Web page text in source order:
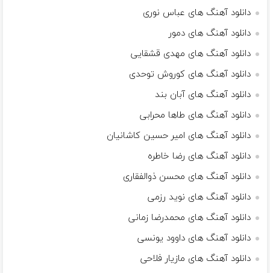
دانلود آهنگ های عباس نوری
دانلود آهنگ های دمور
دانلود آهنگ های مهدی قشقایی
دانلود آهنگ های کوروش توحدی
دانلود آهنگ های آبان بند
دانلود آهنگ های طاها محرابی
دانلود آهنگ های امیر حسین کاشانیان
دانلود آهنگ های رضا خاطره
دانلود آهنگ های محسن ذوالفقاری
دانلود آهنگ های نوید رزمی
دانلود آهنگ های محمدرضا زمانی
دانلود آهنگ های داوود یونسی
دانلود آهنگ های مازیار فلاحی